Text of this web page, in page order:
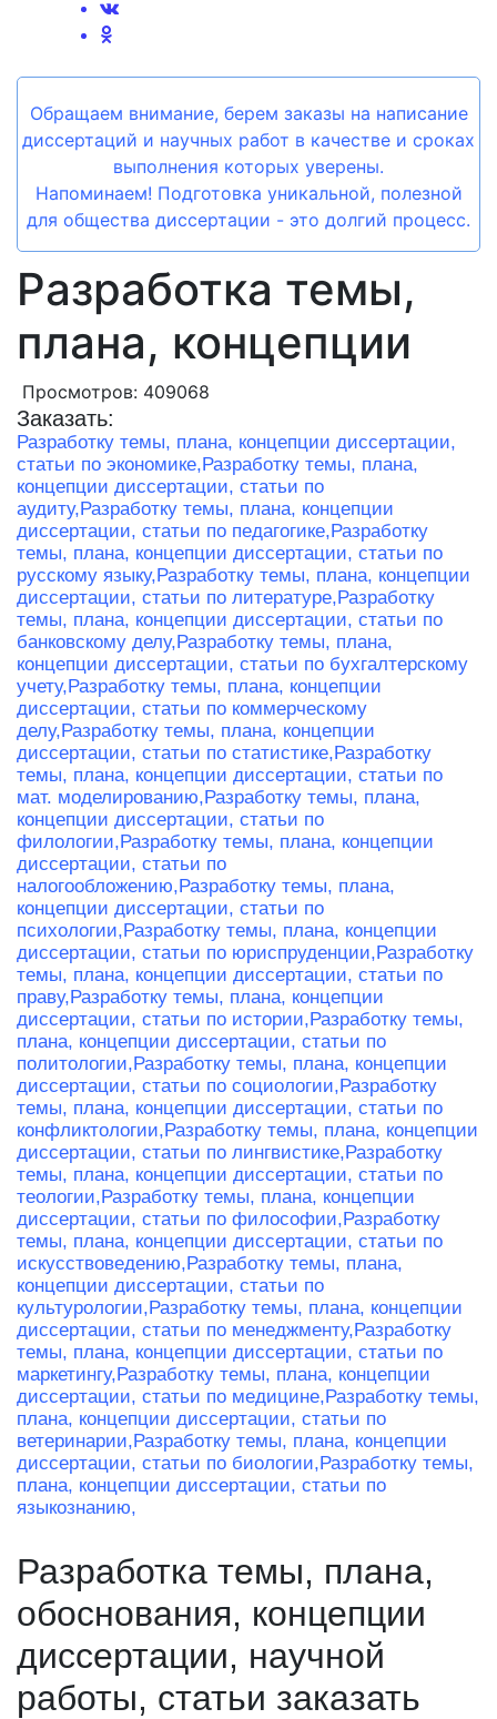
Обращаем внимание, берем заказы на написание
диссертаций и научных работ в качестве и сроках
выполнения которых уверены.
Напоминаем! Подготовка уникальной, полезной
для общества диссертации - это долгий процесс.
Разработка темы,
плана, концепции
Просмотров: 409068
Заказать:
Разработку темы, плана, концепции диссертации,
статьи по экономике,Разработку темы, плана,
концепции диссертации, статьи по
аудиту,Разработку темы, плана, концепции
диссертации, статьи по педагогике,Разработку
темы, плана, концепции диссертации, статьи по
русскому языку,Разработку темы, плана, концепции
диссертации, статьи по литературе,Разработку
темы, плана, концепции диссертации, статьи по
банковскому делу,Разработку темы, плана,
концепции диссертации, статьи по бухгалтерскому
учету,Разработку темы, плана, концепции
диссертации, статьи по коммерческому
делу,Разработку темы, плана, концепции
диссертации, статьи по статистике,Разработку
темы, плана, концепции диссертации, статьи по
мат. моделированию,Разработку темы, плана,
концепции диссертации, статьи по
филологии,Разработку темы, плана, концепции
диссертации, статьи по
налогообложению,Разработку темы, плана,
концепции диссертации, статьи по
психологии,Разработку темы, плана, концепции
диссертации, статьи по юриспруденции,Разработку
темы, плана, концепции диссертации, статьи по
праву,Разработку темы, плана, концепции
диссертации, статьи по истории,Разработку темы,
плана, концепции диссертации, статьи по
политологии,Разработку темы, плана, концепции
диссертации, статьи по социологии,Разработку
темы, плана, концепции диссертации, статьи по
конфликтологии,Разработку темы, плана, концепции
диссертации, статьи по лингвистике,Разработку
темы, плана, концепции диссертации, статьи по
теологии,Разработку темы, плана, концепции
диссертации, статьи по философии,Разработку
темы, плана, концепции диссертации, статьи по
искусствоведению,Разработку темы, плана,
концепции диссертации, статьи по
культурологии,Разработку темы, плана, концепции
диссертации, статьи по менеджменту,Разработку
темы, плана, концепции диссертации, статьи по
маркетингу,Разработку темы, плана, концепции
диссертации, статьи по медицине,Разработку темы,
плана, концепции диссертации, статьи по
ветеринарии,Разработку темы, плана, концепции
диссертации, статьи по биологии,Разработку темы,
плана, концепции диссертации, статьи по
языкознанию,
Разработка темы, плана,
обоснования, концепции
диссертации, научной
работы, статьи заказать